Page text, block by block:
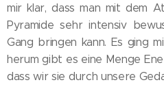
mir klar, dass man mit dem
Pyramide sehr intensiv
Gang bringen kann. Es ging
herum gibt es eine Menge
dass wir sie durch unsere